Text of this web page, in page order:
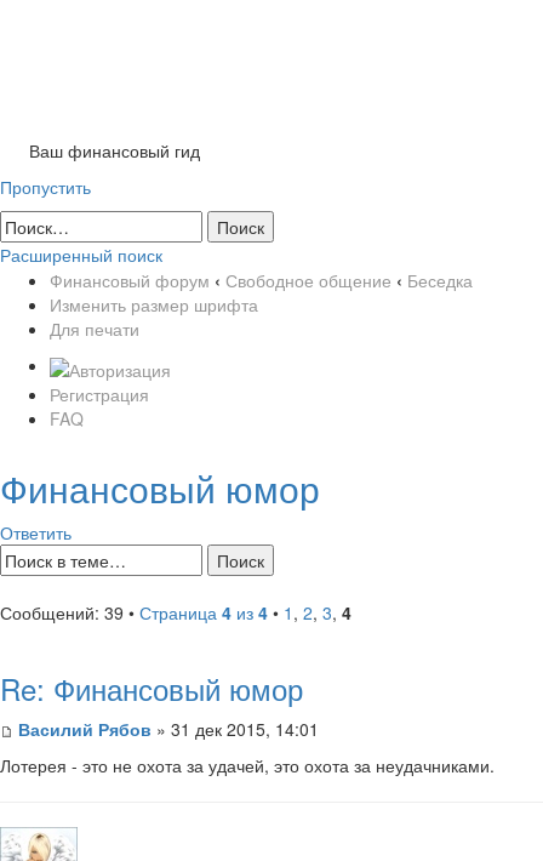
Ваш финансовый гид
Пропустить
Расширенный поиск
Финансовый форум ‹ Свободное общение ‹ Беседка
Изменить размер шрифта
Для печати
Регистрация
FAQ
Финансовый юмор
Ответить
Сообщений: 39 • Страница 4 из 4 • 1 , 2, 3, 4
Re: Финансовый юмор
Василий Рябов » 31 дек 2015, 14:01
Лотерея - это не охота за удачей, это охота за неудачниками.